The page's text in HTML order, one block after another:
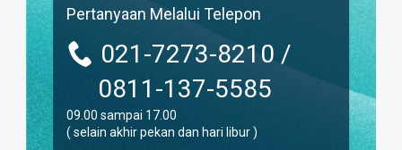
Pertanyaan Melalui Telepon
021-7273-8210 /
0811-137-5585
09.00 sampai 17.00
( selain akhir pekan dan hari libur )